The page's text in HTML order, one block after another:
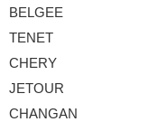
BELGEE
TENET
CHERY
JETOUR
CHANGAN